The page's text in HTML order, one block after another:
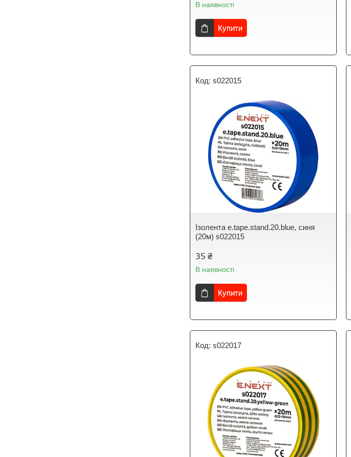
В наявності
Купити
s022015
Ізолента e.tape.stand.20.blue, синя
(20м) s022015
35 ₴
В наявності
Купити
s022017